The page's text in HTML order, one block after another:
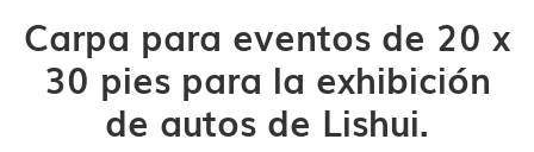
Carpa para eventos de 20 x
30 pies para la exhibición
de autos de Lishui.